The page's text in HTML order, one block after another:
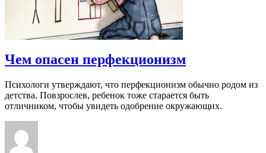
Чем опасен перфекционизм
Психологи утверждают, что перфекционизм обычно родом из
детства. Повзрослев, ребенок тоже старается быть
отличником, чтобы увидеть одобрение окружающих.